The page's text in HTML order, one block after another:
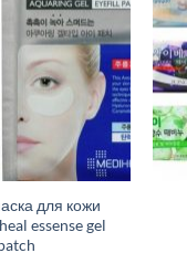
для кожи
essense gel